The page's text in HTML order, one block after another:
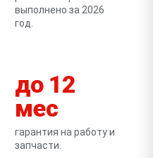
выполнено за 2026
год.
до 12
мес
гарантия на работу и
запчасти.